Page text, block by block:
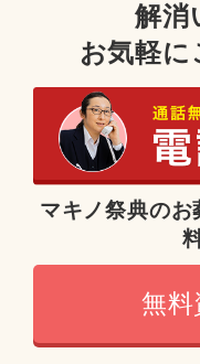
解消
お気軽に
マキノ祭典の
無料